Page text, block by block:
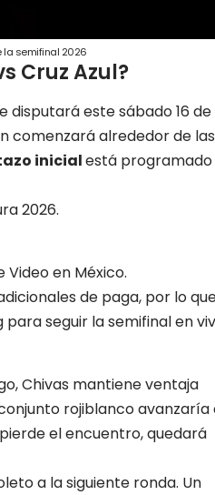
la semifinal 2026
Cruz Azul?
disputará este sábado 16 de
comenzará alrededor de las
inicialestá programado
2026.
Videoen México.
de paga, por lo
seguir la semifinal en
Chivas mantiene ventaja
rojiblanco avanzaría
el encuentro, quedará
a la siguiente ronda. Un